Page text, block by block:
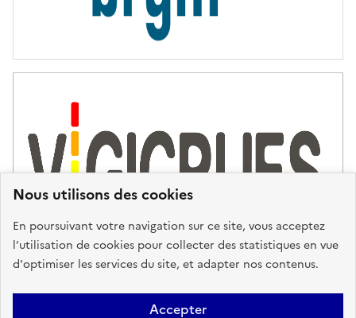
Nous utilisons des cookies
En poursuivant votre navigation sur ce site, vous acceptez
l’utilisation de cookies pour collecter des statistiques en vue
d'optimiser les services du site, et adapter nos contenus.
Accepter
Plan du site Accessibilité : partiellement conforme Mentions